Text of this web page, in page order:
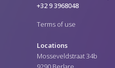
+32 9 3968048
Terms of use
Locations
Mosseveldstraat 34b